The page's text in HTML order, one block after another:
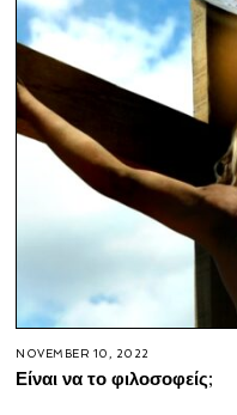
NOVEMBER 10, 2022
Είναι να το φιλοσοφείς;